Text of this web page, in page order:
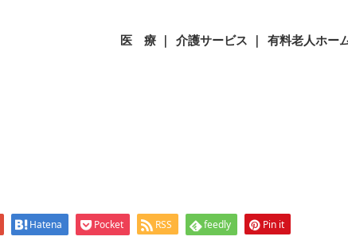
医 療 ｜ 介護サービス ｜ 有料老人ホー
Hatena Pocket RSS feedly Pin it